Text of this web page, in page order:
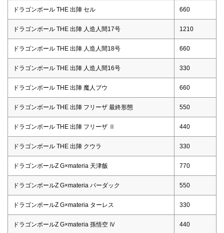
ドラゴンボール THE 出陣 セル 660
ドラゴンボール THE 出陣 人造人間17号 1210
ドラゴンボール THE 出陣 人造人間18号 660
ドラゴンボール THE 出陣 人造人間16号 330
ドラゴンボール THE 出陣 魔人ブウ 660
ドラゴンボール THE 出陣 フリーザ 最終形態 550
ドラゴンボール THE 出陣 フリーザ Ⅱ 440
ドラゴンボール THE 出陣 クウラ 330
ドラゴンボールZ G×materia 天津飯 770
ドラゴンボールZ G×materia バーダック 550
ドラゴンボールZ G×materia ターレス 330
ドラゴンボールZ G×materia 孫悟空 Ⅳ 440